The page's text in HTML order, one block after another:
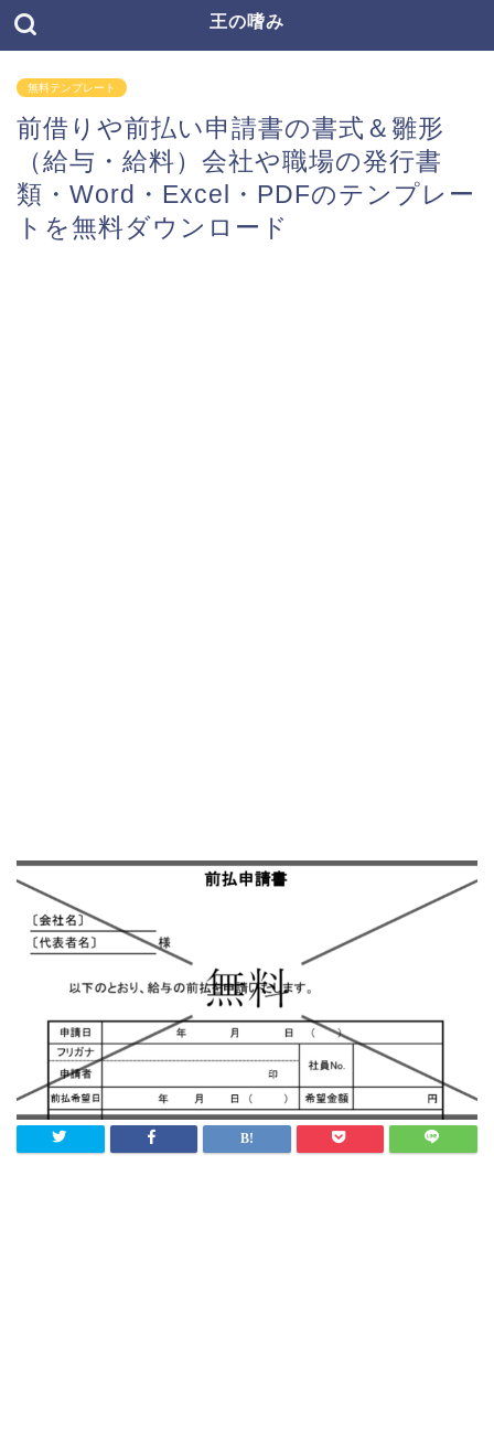
王の嗜み
無料テンプレート
前借りや前払い申請書の書式＆雛形
（給与・給料）会社や職場の発行書
類・Word・Excel・PDFのテンプレー
トを無料ダウンロード